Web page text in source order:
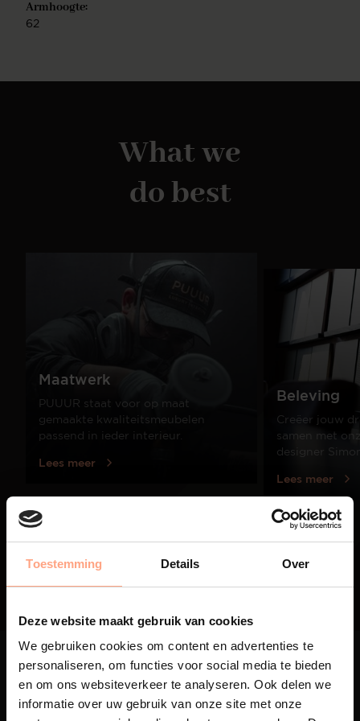
Toestemming Details Over
Deze website maakt gebruik van cookies
We gebruiken cookies om content en advertenties te
personaliseren, om functies voor social media te bieden
en om ons websiteverkeer te analyseren. Ook delen we
informatie over uw gebruik van onze site met onze
Armhoogte:
62
What we
do best
Maatwerk
PUUUR staat voor op maat
gemaakte kwaliteitsmeubelen
passend in ieder interieur.
Lees meer
Beleving
Creëer jouw
samen met
designer
Lees meer